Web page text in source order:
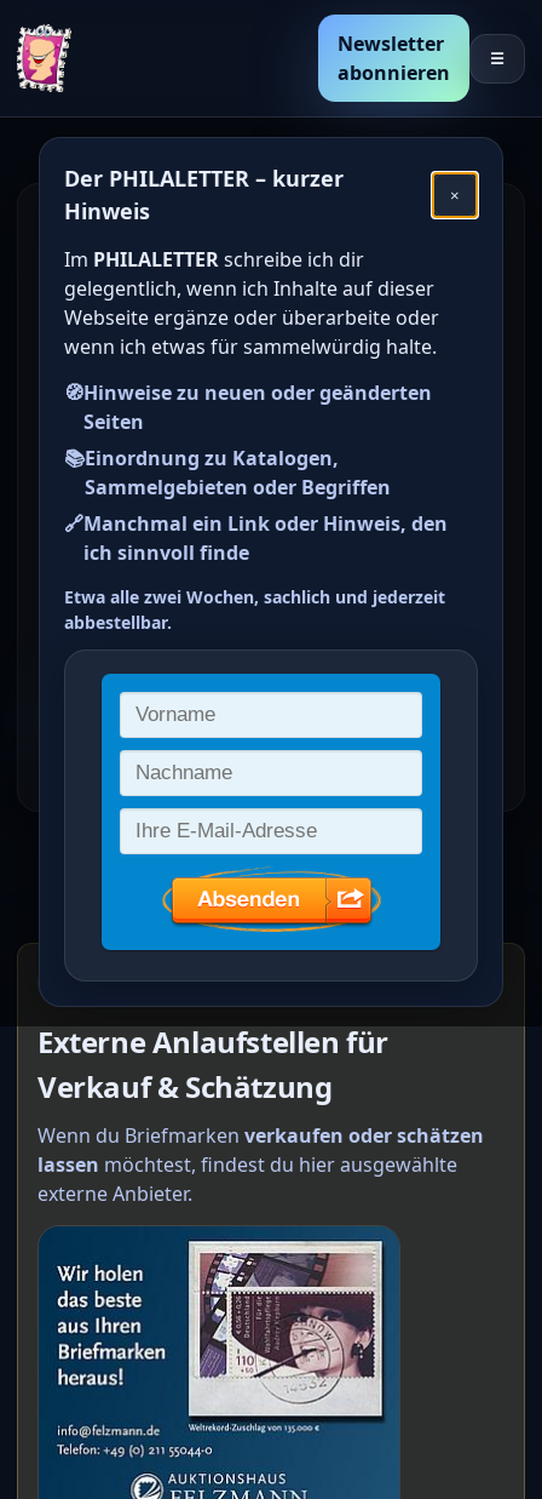
Newsletter
abonnieren
☰
Der PHILALETTER – kurzer
Hinweis
×
Im PHILALETTERschreibe ich dir
gelegentlich, wenn ich Inhalte auf dieser
Webseite ergänze oder überarbeite oder
wenn ich etwas für sammelwürdig halte.
🧭Hinweise zu neuen oder geänderten
Seiten
📚Einordnung zu Katalogen,
Sammelgebieten oder Begriffen
🔗Manchmal ein Link oder Hinweis, den
ich sinnvoll finde
Etwa alle zwei Wochen, sachlich und jederzeit
abbestellbar.
Dr. Wilhelm Derichs GmbH
Briefmarken-Auktionshaus aus Köln
Adresse
D-50968 Köln, Bonner Str. 501
Telefon
02 21 / 25 76 60 2
02 21 / 25 76 74 5
E-Mail
Bemerkung
Mitgliedim Bundesverband Deutscher
Briefmarkenversteigerer (BDB e.V.)
Homepage
Auktionsseite
🔸 Externe Anlaufstellen (Werbung)
Externe Anlaufstellen für
Verkauf & Schätzung
Wenn du Briefmarken verkaufen oder schätzen
lassen möchtest, findest du hier ausgewählte
externe Anbieter.